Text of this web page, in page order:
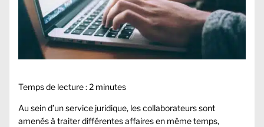
Temps de lecture :2 minutes
Au sein d’un service juridique, les collaborateurs sont
amenés à traiter différentes affaires en même temps,